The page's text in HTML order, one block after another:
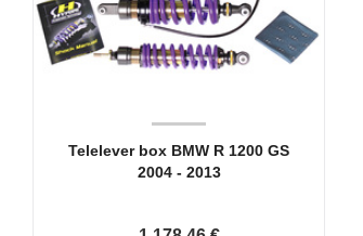
Telelever box BMW R 1200 GS
2004 - 2013